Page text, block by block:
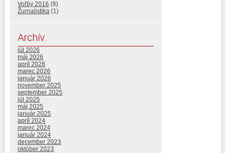
Voľby 2016 (9)
Žurnalistika (1)
Archív
júl 2026
máj 2026
apríl 2026
marec 2026
január 2026
november 2025
september 2025
júl 2025
máj 2025
január 2025
apríl 2024
marec 2024
január 2024
december 2023
október 2023